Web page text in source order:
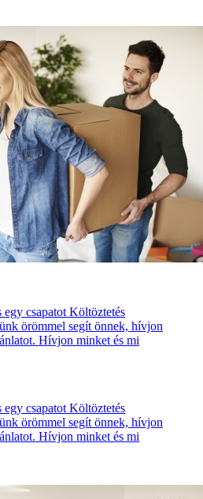
csapatot Költöztetés
örömmel segít önnek, hívjon
Hívjon minket és mi
csapatot Költöztetés
örömmel segít önnek, hívjon
Hívjon minket és mi